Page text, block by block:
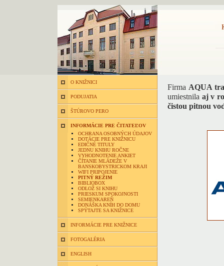
O KNIŽNICI
PODUJATIA
ŠTÚROVO PERO
INFORMÁCIE PRE ČITATEĽOV
OCHRANA OSOBNÝCH ÚDAJOV
DOTÁCIE PRE KNIŽNICU
EDIČNÉ TITULY
JEDNU KNIHU ROČNE
VYHODNOTENIE ANKIET
ČÍTANIE MLÁDEŽE V
BANSKOBYSTRICKOM KRAJI
WIFI PRIPOJENIE
PITNÝ REŽIM
BIBLIOBOX
ODLOŽ SI KNIHU
PRIESKUM SPOKOJNOSTI
SEMIENKAREŇ
DONÁŠKA KNÍH DO DOMU
SPÝTAJTE SA KNIŽNICE
INFORMÁCIE PRE KNIŽNICE
FOTOGALÉRIA
ENGLISH
Firma AQUA
umiestnila aj v
čistou pitnou